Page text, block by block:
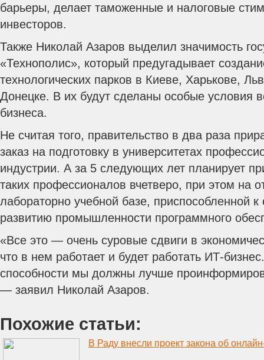
барьеры, делает таможенные и налоговые
инвесторов.
Также Николай Азаров выделил значимость
«Технополис», который предугадывает
технологических парков в Киеве, Харькове,
Донецке. В их будут сделаны особые условия
бизнеса.
Не считая того, правительство в два раза
заказ на подготовку в университетах
индустрии. А за 5 следующих лет планирует
таких профессионалов вчетверо, при этом на
лабораторно учебной базе, приспособленной
развитию промышленности программного
«Все это — очень суровые сдвиги в
что в нем работает и будет работать ИТ-
способности мы должны лучше
— заявил Николай Азаров.
Похожие статьи: